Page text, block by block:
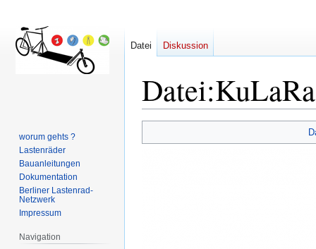
Datei:
Navigation
Suche
Datei Diskussion
worum gehts ?
Lastenräder
Bauanleitungen
Dokumentation
Berliner Lastenrad-
Netzwerk
Impressum
Navigation